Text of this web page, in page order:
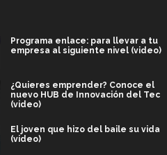
Programa enlace: para llevar a tu
empresa al siguiente nivel (video)
¿Quieres emprender? Conoce el
nuevo HUB de Innovación del Tec
(video)
El joven que hizo del baile su vida
(video)